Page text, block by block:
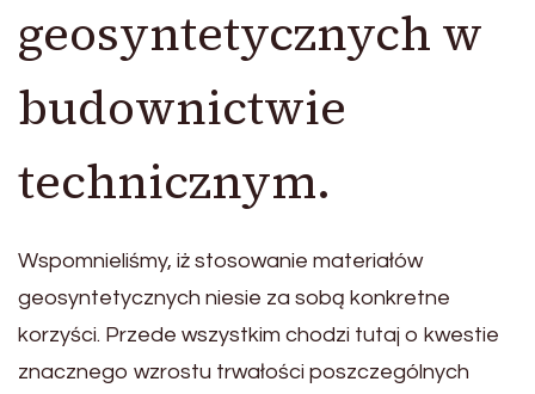
geosyntetycznych w
budownictwie
technicznym.
Wspomnieliśmy, iż stosowanie materiałów
geosyntetycznych niesie za sobą konkretne
korzyści. Przede wszystkim chodzi tutaj o kwestie
znacznego wzrostu trwałości poszczególnych